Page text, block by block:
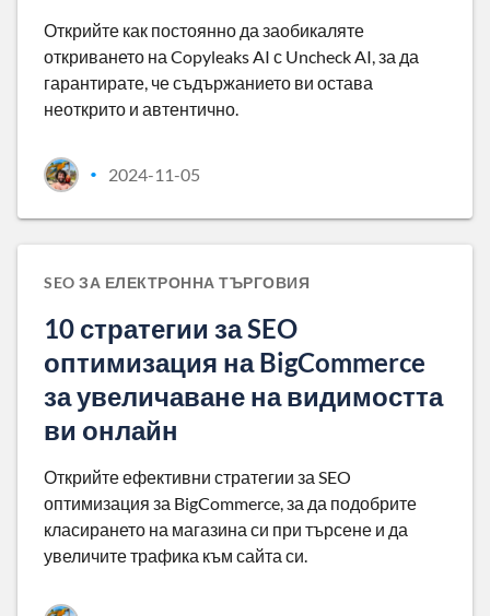
Открийте как постоянно да заобикаляте
откриването на Copyleaks AI с Uncheck AI, за да
гарантирате, че съдържанието ви остава
неоткрито и автентично.
• 2024-11-05
SEO ЗА ЕЛЕКТРОННА ТЪРГОВИЯ
10 стратегии за SEO
оптимизация на BigCommerce
за увеличаване на видимостта
ви онлайн
Открийте ефективни стратегии за SEO
оптимизация за BigCommerce, за да подобрите
класирането на магазина си при търсене и да
увеличите трафика към сайта си.